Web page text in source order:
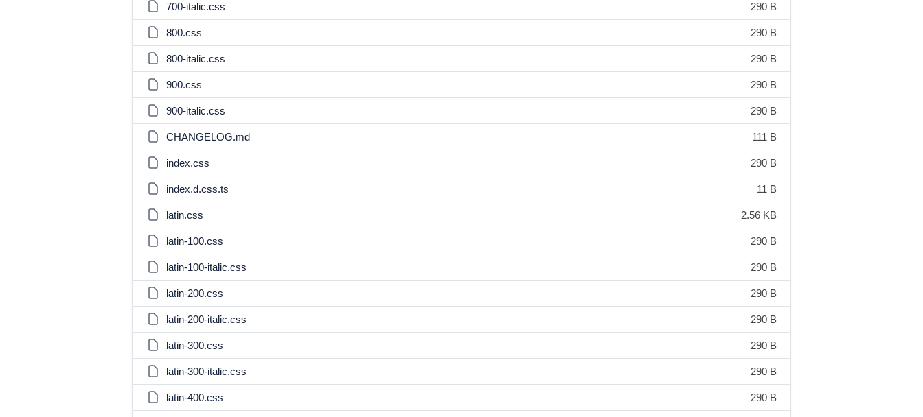
700-italic.css 290 B
800.css 290 B
800-italic.css 290 B
900.css 290 B
900-italic.css 290 B
CHANGELOG.md 111 B
index.css 290 B
index.d.css.ts 11 B
latin.css 2.56 KB
latin-100.css 290 B
latin-100-italic.css 290 B
latin-200.css 290 B
latin-200-italic.css 290 B
latin-300.css 290 B
latin-300-italic.css 290 B
latin-400.css 290 B